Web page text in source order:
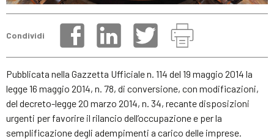
Condividi
Pubblicata nella Gazzetta Ufficiale n. 114 del 19 maggio 2014 la
legge 16 maggio 2014, n. 78, di conversione, con modificazioni,
del decreto-legge 20 marzo 2014, n. 34, recante disposizioni
urgenti per favorire il rilancio dell’occupazione e per la
semplificazione degli adempimenti a carico delle imprese.